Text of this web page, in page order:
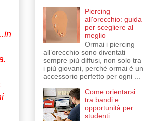
Piercing
all'orecchio: guida
per scegliere al
meglio
Ormai i piercing
all’orecchio sono diventati
sempre più diffusi, non solo tra
i più giovani, perché ormai è un
accessorio perfetto per ogni ...
Come orientarsi
tra bandi e
opportunità per
studenti